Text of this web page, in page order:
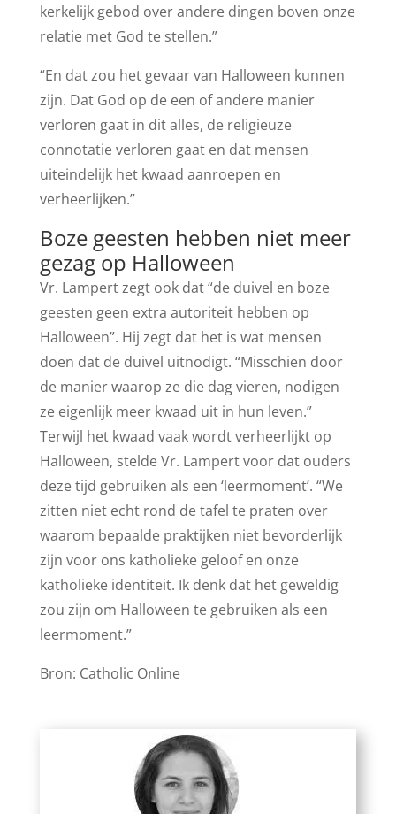
kerkelijk gebod over andere dingen boven onze
relatie met God te stellen.”
“En dat zou het gevaar van Halloween kunnen
zijn. Dat God op de een of andere manier
verloren gaat in dit alles, de religieuze
connotatie verloren gaat en dat mensen
uiteindelijk het kwaad aanroepen en
verheerlijken.”
Boze geesten hebben niet meer
gezag op Halloween
Vr. Lampert zegt ook dat “de duivel en boze
geesten geen extra autoriteit hebben op
Halloween”. Hij zegt dat het is wat mensen
doen dat de duivel uitnodigt. “Misschien door
de manier waarop ze die dag vieren, nodigen
ze eigenlijk meer kwaad uit in hun leven.”
Terwijl het kwaad vaak wordt verheerlijkt op
Halloween, stelde Vr. Lampert voor dat ouders
deze tijd gebruiken als een ‘leermoment’. “We
zitten niet echt rond de tafel te praten over
waarom bepaalde praktijken niet bevorderlijk
zijn voor ons katholieke geloof en onze
katholieke identiteit. Ik denk dat het geweldig
zou zijn om Halloween te gebruiken als een
leermoment.”
Bron: Catholic Online